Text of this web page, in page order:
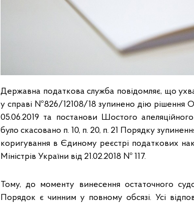
Державна податкова служба повідомляє, що
у справі №826/12108/18 зупинено дію рішення
05.06.2019 та постанови Шостого
було скасовано п. 10, п. 20, п. 21 Порядку
коригування в Єдиному реєстрі податкових
Міністрів України від 21.02.2018 № 117.
Тому, до моменту винесення остаточного
Порядок є чинним у повному обсязі. Усі